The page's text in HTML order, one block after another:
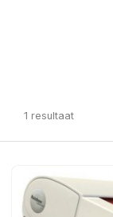
1 resultaat